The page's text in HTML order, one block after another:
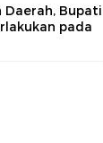
Daerah, Bupati
pada